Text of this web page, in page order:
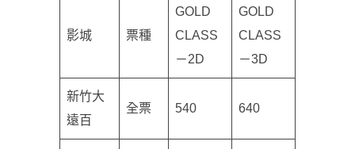
影城 票種
GOLD
CLASS
－2D
GOLD
CLASS
－3D
新竹大
遠百
全票 540 640